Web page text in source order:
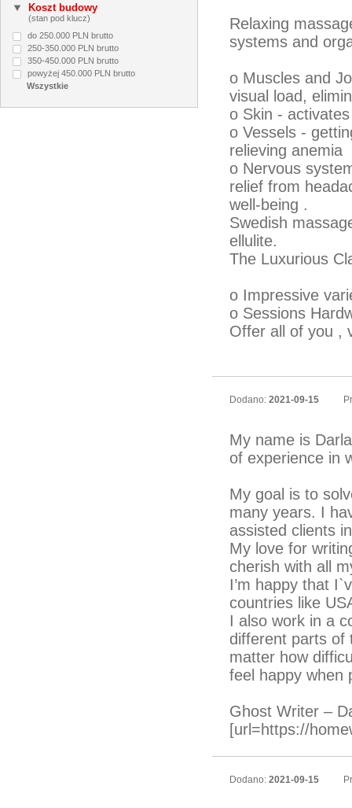
Koszt budowy
(stan pod klucz)
do 250.000 PLN brutto
250-350.000 PLN brutto
350-450.000 PLN brutto
powyżej 450.000 PLN brutto
Relaxing
systems and
o Muscles and
visual load,
o Skin -
o Vessels -
relieving anemia
o Nervous
relief from
well-being .
Swedish
ellulite.
The Luxurious
o Impressive
o Sessions
Offer all of you ,
Dodano: 2021-09-15
My name is
of experience in
My goal is to
many years. I
assisted clients
My love for
cherish with all
I’m happy that
countries like
I also work in a
different parts of
matter how
feel happy when
Ghost Writer –
[url=https://
Dodano: 2021-09-15